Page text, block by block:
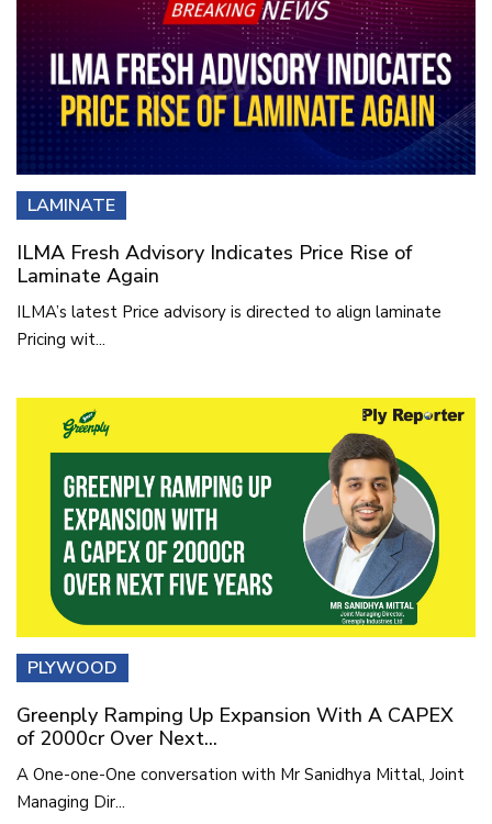
LAMINATE
ILMA Fresh Advisory Indicates Price Rise of
Laminate Again
ILMA’s latest Price advisory is directed to align laminate
Pricing wit...
PLYWOOD
Greenply Ramping Up Expansion With A CAPEX
of 2000cr Over Next...
A One-one-One conversation with Mr Sanidhya Mittal, Joint
Managing Dir...